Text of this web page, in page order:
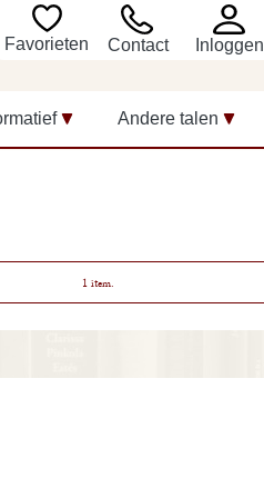
Favorieten Contact Inloggen
Andere talen
1 item.